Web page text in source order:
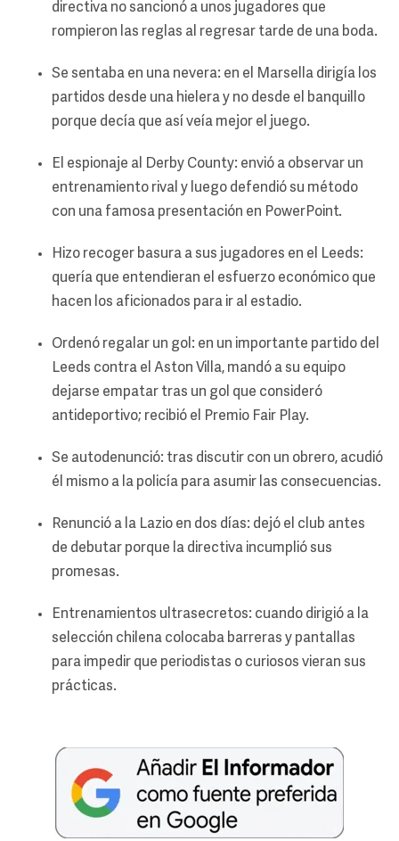
directiva no sancionó a unos jugadores que
rompieron las reglas al regresar tarde de una boda.
Se sentaba en una nevera: en el Marsella dirigía los
partidos desde una hielera y no desde el banquillo
porque decía que así veía mejor el juego.
El espionaje al Derby County: envió a observar un
entrenamiento rival y luego defendió su método
con una famosa presentación en PowerPoint.
Hizo recoger basura a sus jugadores en el Leeds:
quería que entendieran el esfuerzo económico que
hacen los aficionados para ir al estadio.
Ordenó regalar un gol: en un importante partido del
Leeds contra el Aston Villa, mandó a su equipo
dejarse empatar tras un gol que consideró
antideportivo; recibió el Premio Fair Play.
Se autodenunció: tras discutir con un obrero, acudió
él mismo a la policía para asumir las consecuencias.
Renunció a la Lazio en dos días: dejó el club antes
de debutar porque la directiva incumplió sus
promesas.
Entrenamientos ultrasecretos: cuando dirigió a la
selección chilena colocaba barreras y pantallas
para impedir que periodistas o curiosos vieran sus
prácticas.